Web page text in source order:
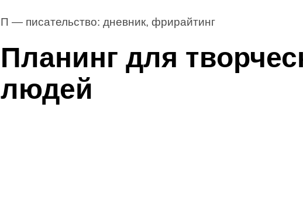
П — писательство: дневник, фрирайтинг
Планинг для
людей